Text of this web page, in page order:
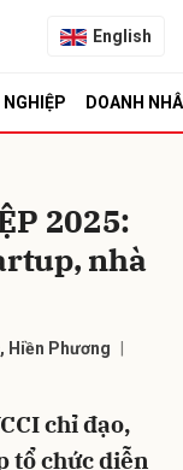
English
NGHIỆP DOANH
2025:
nhà
Hiền Phương
chỉ đạo,
tổ chức diễn